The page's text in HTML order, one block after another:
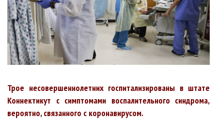
Трое несовершеннолетних госпитализированы в штате
Коннектикут с симптомами воспалительного синдрома,
вероятно, связанного с коронавирусом.